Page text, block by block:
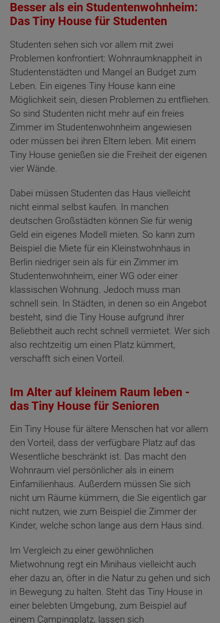
Besser als ein Studentenwohnheim:
Das Tiny House für Studenten
Studenten sehen sich vor allem mit zwei
Problemen konfrontiert: Wohnraumknappheit in
Studentenstädten und Mangel an Budget zum
Leben. Ein eigenes Tiny House kann eine
Möglichkeit sein, diesen Problemen zu entfliehen.
So sind Studenten nicht mehr auf ein freies
Zimmer im Studentenwohnheim angewiesen
oder müssen bei ihren Eltern leben. Mit einem
Tiny House genießen sie die Freiheit der eigenen
vier Wände.
Dabei müssen Studenten das Haus vielleicht
nicht einmal selbst kaufen. In manchen
deutschen Großstädten können Sie für wenig
Geld ein eigenes Modell mieten. So kann zum
Beispiel die Miete für ein Kleinstwohnhaus in
Berlin niedriger sein als für ein Zimmer im
Studentenwohnheim, einer WG oder einer
klassischen Wohnung. Jedoch muss man
schnell sein. In Städten, in denen so ein Angebot
besteht, sind die Tiny House aufgrund ihrer
Beliebtheit auch recht schnell vermietet. Wer sich
also rechtzeitig um einen Platz kümmert,
verschafft sich einen Vorteil.
Im Alter auf kleinem Raum leben -
das Tiny House für Senioren
Ein Tiny House für ältere Menschen hat vor allem
den Vorteil, dass der verfügbare Platz auf das
Wesentliche beschränkt ist. Das macht den
Wohnraum viel persönlicher als in einem
Einfamilienhaus. Außerdem müssen Sie sich
nicht um Räume kümmern, die Sie eigentlich gar
nicht nutzen, wie zum Beispiel die Zimmer der
Kinder, welche schon lange aus dem Haus sind.
Im Vergleich zu einer gewöhnlichen
Mietwohnung regt ein Minihaus vielleicht auch
eher dazu an, öfter in die Natur zu gehen und sich
in Bewegung zu halten. Steht das Tiny House in
einer belebten Umgebung, zum Beispiel auf
einem Campingplatz, lassen sich